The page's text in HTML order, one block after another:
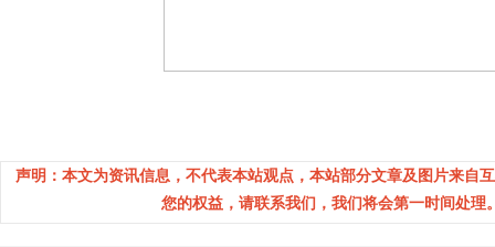
声明：本文为资讯信息，不代表本站观点，本站部分文章及图片来自
您的权益，请联系我们，我们将会第一时间处